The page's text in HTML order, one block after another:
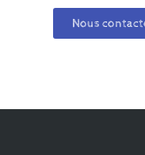
Nous